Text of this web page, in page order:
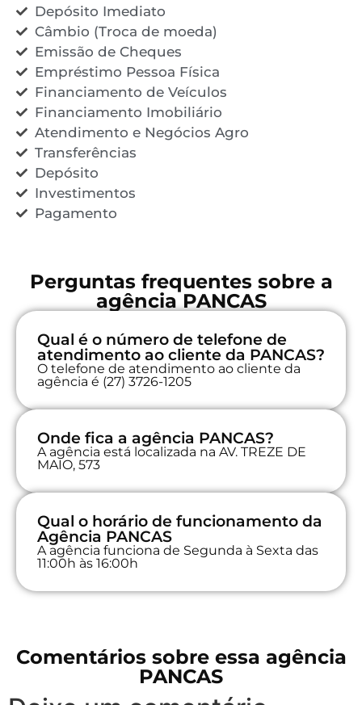
Depósito Imediato
Câmbio (Troca de moeda)
Emissão de Cheques
Empréstimo Pessoa Física
Financiamento de Veículos
Financiamento Imobiliário
Atendimento e Negócios Agro
Transferências
Depósito
Investimentos
Pagamento
Perguntas frequentes sobre a
agência PANCAS
Qual é o número de telefone de
atendimento ao cliente da PANCAS?
O telefone de atendimento ao cliente da
agência é (27) 3726-1205
Onde fica a agência PANCAS?
A agência está localizada na AV. TREZE DE
MAIO, 573
Qual o horário de funcionamento da
Agência PANCAS
A agência funciona de Segunda à Sexta das
11:00h às 16:00h
Comentários sobre essa agência
PANCAS